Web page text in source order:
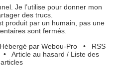
Je l’utilise pour donner mon
des trucs.
produit par un humain, pas une
sont fermés.
Hébergé par Webou-Pro• RSS
Article au hasard / Liste des
articles